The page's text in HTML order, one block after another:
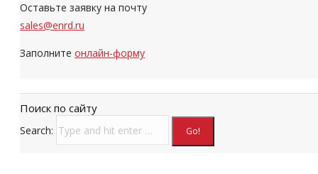
Оставьте заявку на почту
sales@enrd.ru
Заполните онлайн-форму
Поиск по сайту
Search: